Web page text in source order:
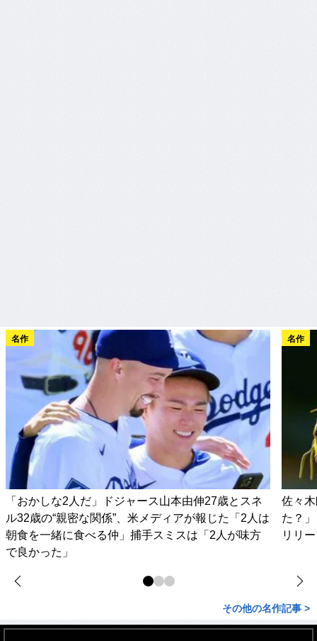
名作
「おかしな2人だ」ドジャース山本由伸27歳とスネ
ル32歳の“親密な関係”、米メディアが報じた「2人は
朝食を一緒に食べる仲」捕手スミスは「2人が味方
で良かった」
名作
佐々
た？
リリ
その他の名作記事 >